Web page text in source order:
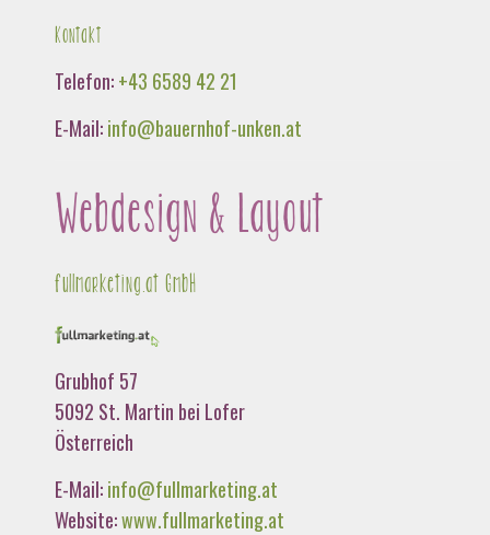
Kontakt
Telefon:+43 6589 42 21
E-Mail:info@bauernhof-unken.at
Webdesign & Layout
fullmarketing.at GmbH
Grubhof 57
5092 St. Martin bei Lofer
Österreich
E-Mail:info@fullmarketing.at
Website:www.fullmarketing.at